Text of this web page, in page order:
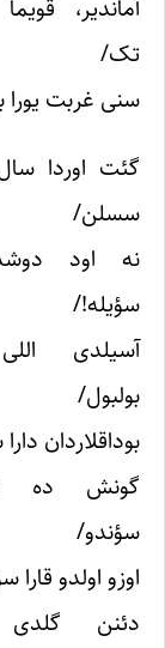
قویما
غربت یورا
اوردا سال
اود دوشدو
اللی
دارا
ده
اولدو قارا
گلدی